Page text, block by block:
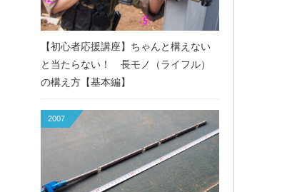
【初心者応援講座】ちゃんと構えない
と当たらない！ 長モノ（ライフル）
の構え方【基本編】
2007